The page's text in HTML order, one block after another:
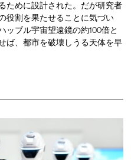
ために設計された。だが研究者
役割を果たせることに気づい
ッブル宇宙望遠鏡の約100倍と
ば、都市を破壊しうる天体を早